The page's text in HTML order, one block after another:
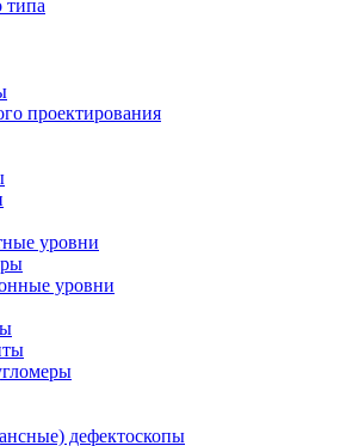
типа
проектирования
уровни
уровни
дефектоскопы